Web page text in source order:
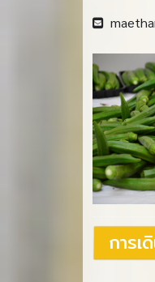
การเ